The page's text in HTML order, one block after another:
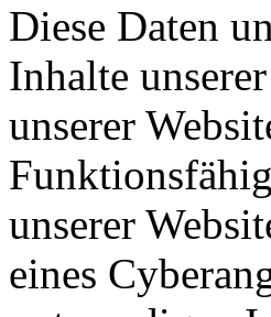
Diese Daten
Inhalte
unserer
unserer
eines